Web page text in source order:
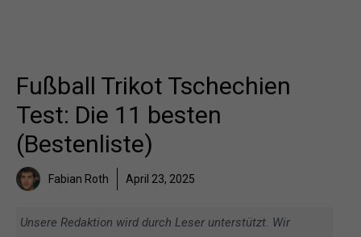
Fußball Trikot Tschechien
Test: Die 11 besten
(Bestenliste)
Fabian Roth April 23, 2025
Unsere Redaktion wird durch Leser unterstützt. Wir